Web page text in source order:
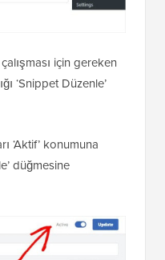
için gereken
‘Snippet Düzenle’
‘Aktif’ konumuna
düğmesine